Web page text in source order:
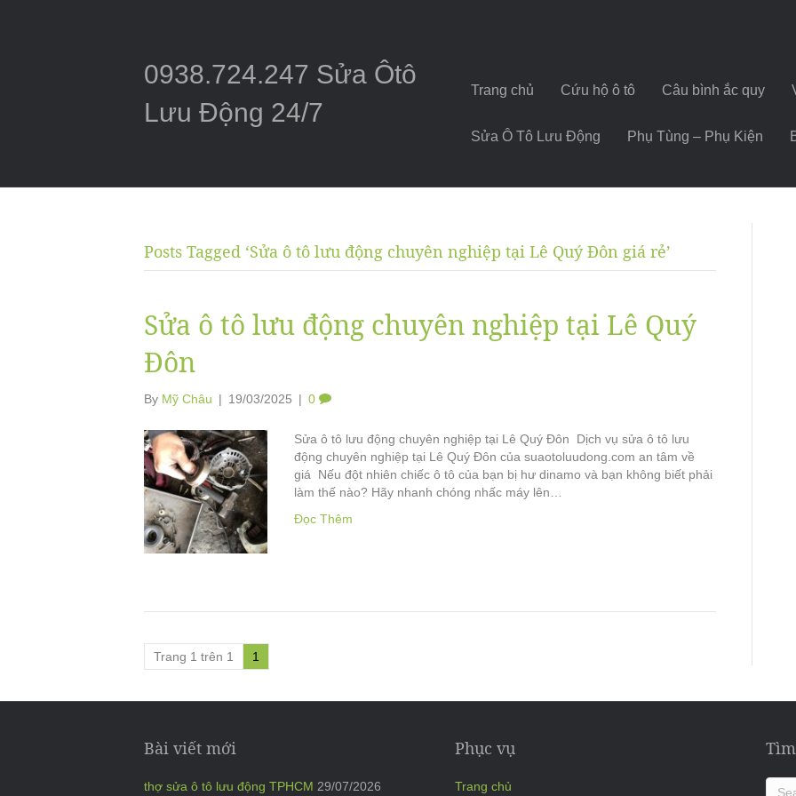
0938.724.247 Sửa Ôtô
Lưu Động 24/7
Trang chủ Cứu hộ ô tô Câu bình ắc quy
Sửa Ô Tô Lưu Động Phụ Tùng – Phụ Kiện
Posts Tagged ‘Sửa ô tô lưu động chuyên nghiệp tại Lê Quý Đôn giá rẻ’
Sửa ô tô lưu động chuyên nghiệp tại Lê Quý
Đôn
By Mỹ Châu | 19/03/2025 | 0
Sửa ô tô lưu động chuyên nghiệp tại Lê Quý Đôn Dịch vụ sửa ô tô lưu
động chuyên nghiệp tại Lê Quý Đôn của suaotoluudong.com an tâm về
giá Nếu đột nhiên chiếc ô tô của bạn bị hư dinamo và bạn không biết phải
làm thế nào? Hãy nhanh chóng nhấc máy lên…
Đọc Thêm
Trang 1 trên 1 1
Bài viết mới
thợ sửa ô tô lưu động TPHCM 29/07/2026
Phục vụ
Trang chủ